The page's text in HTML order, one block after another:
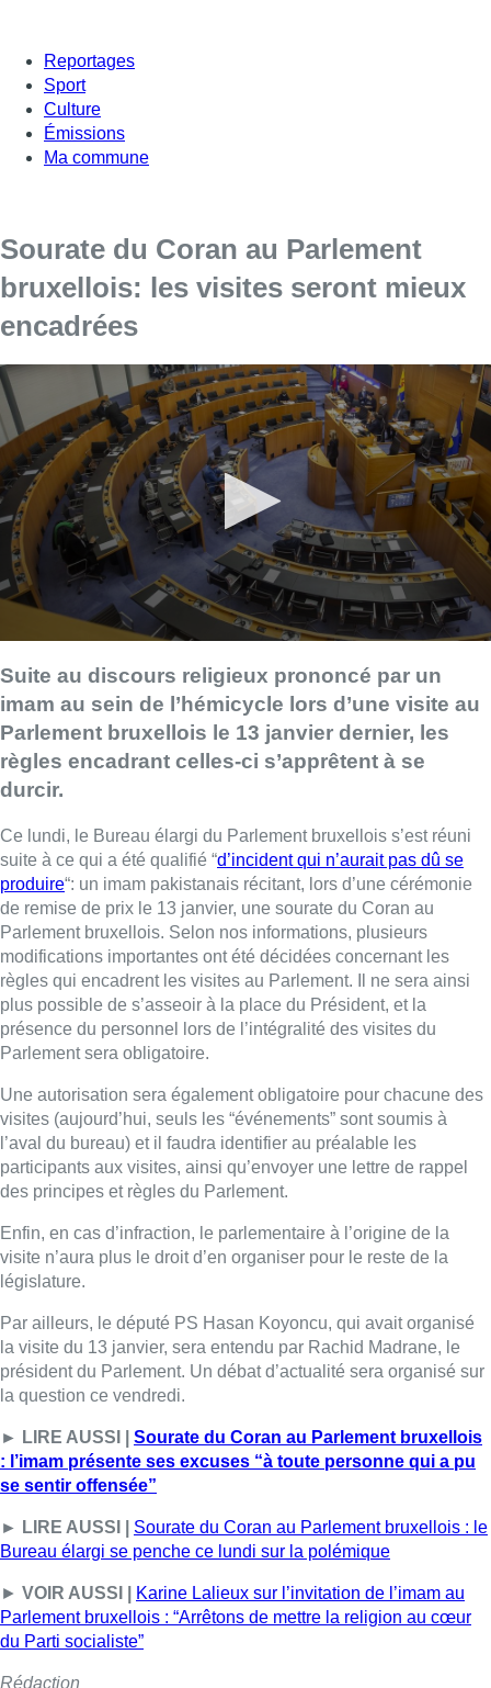
Reportages
Sport
Culture
Émissions
Ma commune
Sourate du Coran au Parlement
bruxellois: les visites seront mieux
encadrées
Suite au discours religieux prononcé par un
imam au sein de l’hémicycle lors d’une visite au
Parlement bruxellois le 13 janvier dernier, les
règles encadrant celles-ci s’apprêtent à se
durcir.
Ce lundi, le Bureau élargi du Parlement bruxellois s’est réuni
suite à ce qui a été qualifié “d’incident qui n’aurait pas dû se
produire“: un imam pakistanais récitant, lors d’une cérémonie
de remise de prix le 13 janvier, une sourate du Coran au
Parlement bruxellois. Selon nos informations, plusieurs
modifications importantes ont été décidées concernant les
règles qui encadrent les visites au Parlement. Il ne sera ainsi
plus possible de s’asseoir à la place du Président, et la
présence du personnel lors de l’intégralité des visites du
Parlement sera obligatoire.
Une autorisation sera également obligatoire pour chacune des
visites (aujourd’hui, seuls les “événements” sont soumis à
l’aval du bureau) et il faudra identifier au préalable les
participants aux visites, ainsi qu’envoyer une lettre de rappel
des principes et règles du Parlement.
Enfin, en cas d’infraction, le parlementaire à l’origine de la
visite n’aura plus le droit d’en organiser pour le reste de la
législature.
Par ailleurs, le député PS Hasan Koyoncu, qui avait organisé
la visite du 13 janvier, sera entendu par Rachid Madrane, le
président du Parlement. Un débat d’actualité sera organisé sur
la question ce vendredi.
► LIRE AUSSI | Sourate du Coran au Parlement bruxellois
: l’imam présente ses excuses “à toute personne qui a pu
se sentir offensée”
► LIRE AUSSI | Sourate du Coran au Parlement bruxellois : le
Bureau élargi se penche ce lundi sur la polémique
► VOIR AUSSI |
Karine Lalieux sur l’invitation de l’imam au
Parlement bruxellois : “Arrêtons de mettre la religion au cœur
du Parti socialiste”
Rédaction